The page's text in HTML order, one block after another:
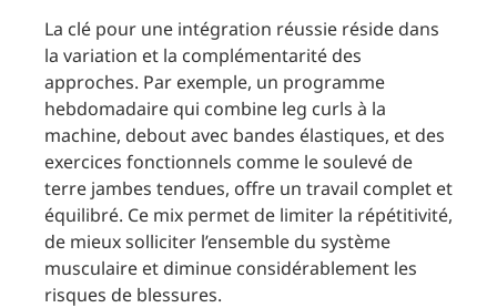
La clé pour une intégration réussie réside dans
la variation et la complémentarité des
approches. Par exemple, un programme
hebdomadaire qui combine leg curls à la
machine, debout avec bandes élastiques, et des
exercices fonctionnels comme le soulevé de
terre jambes tendues, offre un travail complet et
équilibré. Ce mix permet de limiter la répétitivité,
de mieux solliciter l’ensemble du système
musculaire et diminue considérablement les
risques de blessures.